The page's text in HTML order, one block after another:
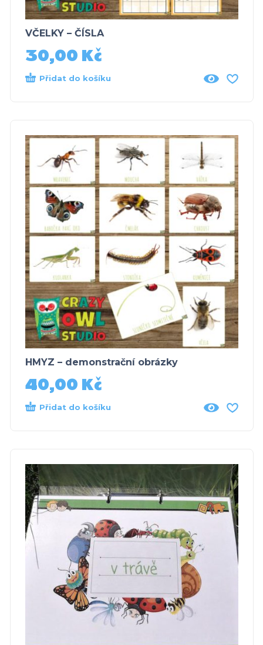
VČELKY – ČÍSLA
30,00 Kč
Přidat do košíku
HMYZ – demonstrační obrázky
40,00 Kč
Přidat do košíku